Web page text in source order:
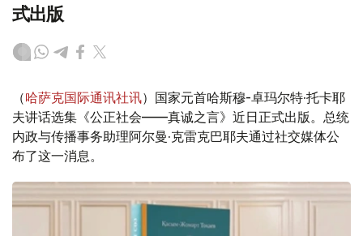
式出版
（哈萨克国际通讯社讯）国家元首哈斯穆-卓玛尔特·托卡耶
夫讲话选集《公正社会——真诚之言》近日正式出版。总统
内政与传播事务助理阿尔曼·克雷克巴耶夫通过社交媒体公
布了这一消息。